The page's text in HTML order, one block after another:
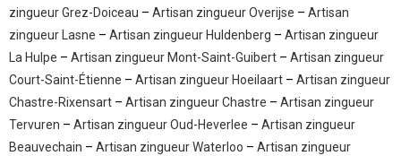
zingueur Grez-Doiceau – Artisan zingueur Overijse – Artisan
zingueur Lasne – Artisan zingueur Huldenberg – Artisan zingueur
La Hulpe – Artisan zingueur Mont-Saint-Guibert – Artisan zingueur
Court-Saint-Étienne – Artisan zingueur Hoeilaart – Artisan zingueur
Chastre-Rixensart – Artisan zingueur Chastre – Artisan zingueur
Tervuren – Artisan zingueur Oud-Heverlee – Artisan zingueur
Beauvechain – Artisan zingueur Waterloo – Artisan zingueur